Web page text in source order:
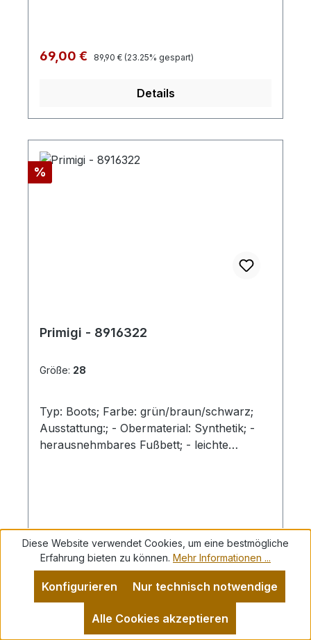
Verkaufspreis:
69,00 € Regulärer Preis:
89,90 € (23.25% gespart)
Details
Rabatt
%
Primigi - 8916322
Größe: 28
Typ: Boots; Farbe: grün/braun/schwarz;
Ausstattung:; - Obermaterial: Synthetik; -
herausnehmbares Fußbett; - leichte
Verkaufspreis:
69,00 € Regulärer Preis:
89,90 € (23.25% gespart)
Details
Diese Website verwendet Cookies, um eine bestmögliche
Erfahrung bieten zu können. Mehr Informationen ...
Nur technisch notwendige
Konfigurieren
Alle Cookies akzeptieren